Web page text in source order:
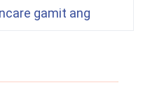
gamit ang